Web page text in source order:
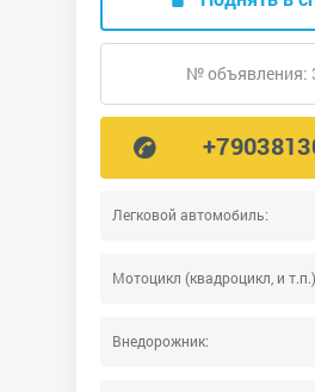
Легковой автомобиль:
Мотоцикл (квадроцикл, и
Внедорожник:
№ объявления: